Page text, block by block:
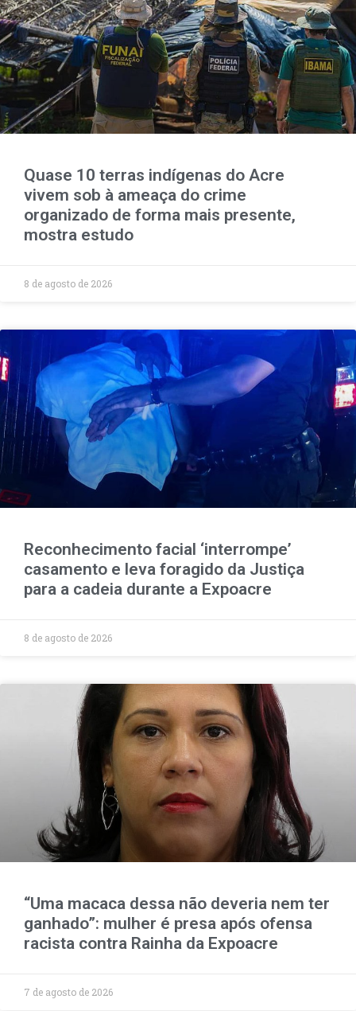
Quase 10 terras indígenas do Acre
vivem sob à ameaça do crime
organizado de forma mais presente,
mostra estudo
8 de agosto de 2026
Reconhecimento facial ‘interrompe’
casamento e leva foragido da Justiça
para a cadeia durante a Expoacre
8 de agosto de 2026
“Uma macaca dessa não deveria nem ter
ganhado”: mulher é presa após ofensa
racista contra Rainha da Expoacre
7 de agosto de 2026